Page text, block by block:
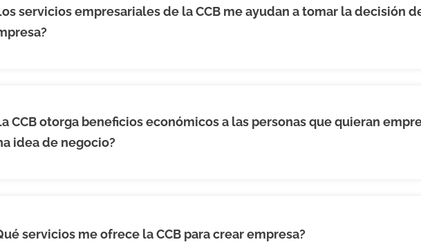
servicios empresariales de la CCB me ayudan a tomar la decisión
CCB otorga beneficios económicos a las personas que quieran
idea de negocio?
servicios me ofrece la CCB para crear empresa?